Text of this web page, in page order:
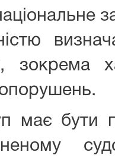
зокрема
має бути